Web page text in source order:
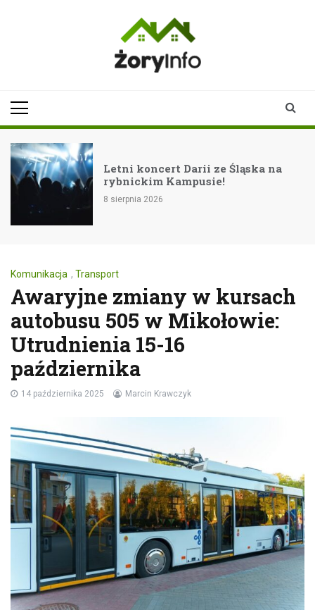
Letni koncert Darii ze Śląska na
rybnickim Kampusie!
8 sierpnia 2026
Komunikacja , Transport
Awaryjne zmiany w kursach
autobusu 505 w Mikołowie:
Utrudnienia 15-16
października
14 października 2025 Marcin Krawczyk